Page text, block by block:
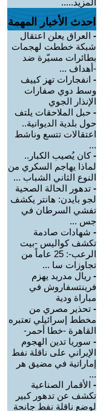
المزيد.....
احدث الأخبار المهمة
- العراق يعلن اعتقال
شبكة خططت لهجمات
بطائرات مسيّرة ضد
-أهداف ...
- انفجارات تهز كييف
وسط دوي صفارات
الإنذار الجوي
- حبل الملاحقات يلتف
حول بلدية الديوانية..
اعتقالات تتسع وناشط
...
-كان يُصيب الكبار..
لماذا يهاجم السكري من
النوع الثاني الشباب ...
- تدهور الحالة الصحية
لجو بايدن: هانتر يكشف
تفشي السرطان في
جس ...
- شهادات صادمة
تكشف كواليس -بيت
الرعب-: 25 عاماً من
تجاوزات سا ...
- ريال مدريد يهزم
فرينتسفاروش في
مباراة ودية
- تحذير مصري من
مخطط إسرائيلي تعتبره
القاهرة -خطا أحمر-
- سوريا تدين الهجوم
الإيراني على ناقلة نفط
إماراتية في مضيق هر
...
- الأقمار الصناعية
تكشف عن تدهور كبير
لوضع ناقلة نفط جانحة